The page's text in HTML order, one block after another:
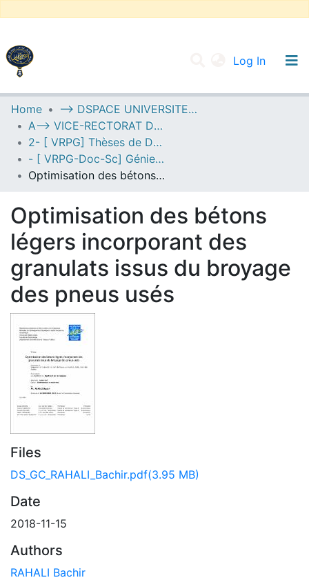
Log In
UNIVERSITY OF D.L SIDI BEL ABBES
Communities & Collections
All of DSpace
Statistics
Home
--> DSPACE UNIVERSITE DJILALLI LIABES DE SIDI BEL ABBES
A--> VICE-RECTORAT DE LA POST-GRADUATION
2- [ VRPG] Thèses de Doctorat en Sciences
- [ VRPG-Doc-Sc] Génie civil --- هندسة مدنية
Optimisation des bétons légers incorporant des granulats issus du broyage des pneus usés
Optimisation des bétons
légers incorporant des
granulats issus du broyage
des pneus usés
Files
DS_GC_RAHALI_Bachir.pdf(3.95 MB)
Date
2018-11-15
Authors
RAHALI Bachir